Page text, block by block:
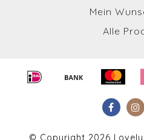
Mein
Alle
© Copyright 2026